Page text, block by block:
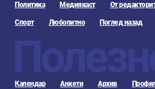
Политика Медиякаст От
Спорт Любопитно Поглед назад
Календар Анкети Архив